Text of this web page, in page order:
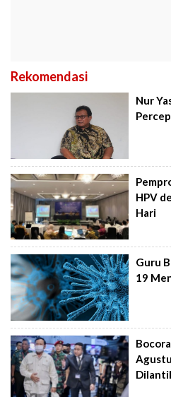
Rekomendasi
Nur
HPV
Hari
Guru
19